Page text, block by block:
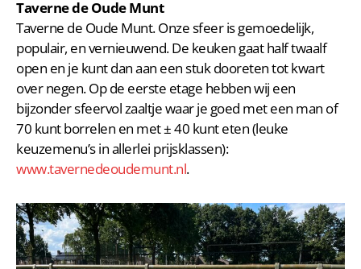
Taverne de Oude Munt
Taverne de Oude Munt. Onze sfeer is gemoedelijk,
populair, en vernieuwend. De keuken gaat half twaalf
open en je kunt dan aan een stuk dooreten tot kwart
over negen. Op de eerste etage hebben wij een
bijzonder sfeervol zaaltje waar je goed met een man of
70 kunt borrelen en met ± 40 kunt eten (leuke
keuzemenu’s in allerlei prijsklassen):
www.tavernedeoudemunt.nl.